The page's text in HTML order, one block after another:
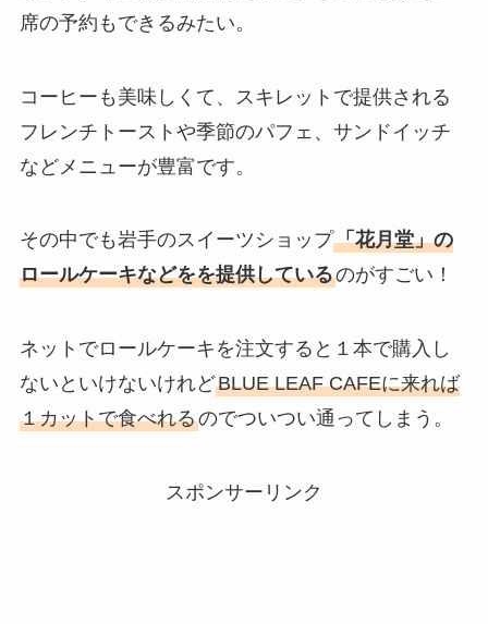
席の予約もできるみたい。
コーヒーも美味しくて、スキレットで提供される
フレンチトーストや季節のパフェ、サンドイッチ
などメニューが豊富です。
その中でも岩手のスイーツショップ「花月堂」の
ロールケーキなどをを提供しているのがすごい！
ネットでロールケーキを注文すると１本で購入し
ないといけないけれどBLUE LEAF CAFEに来れば
１カットで食べれるのでついつい通ってしまう。
スポンサーリンク